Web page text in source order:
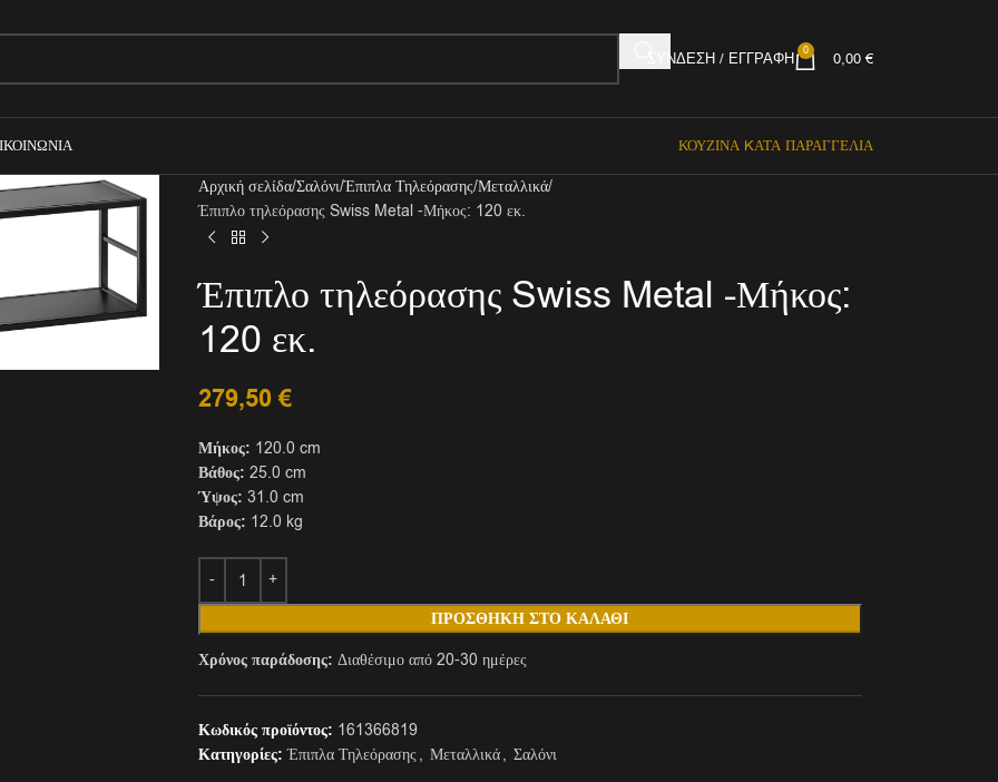
ΣΎΝΔΕΣΗ / ΕΓΓΡΑΦΉ 0 0,00 €
ΚΟΥΖΊΝΑ KΑΤΆ ΠΑΡΑΓΓΕΛΊΑ
Αρχική σελίδα Σαλόνι Έπιπλα Τηλεόρασης Μεταλλικά
Έπιπλο τηλεόρασης Swiss Metal -Μήκος: 120 εκ.
Έπιπλο τηλεόρασης Swiss Metal -Μήκος:
120 εκ.
279,50€
Μήκος: 120.0 cm
Βάθος: 25.0 cm
Ύψος: 31.0 cm
Βάρος: 12.0 kg
ΠΡΟΣΘΉΚΗ ΣΤΟ ΚΑΛΆΘΙ
Χρόνος παράδοσης: Διαθέσιμο από 20-30 ημέρες
Κωδικός προϊόντος: 161366819
Κατηγορίες: Έπιπλα Τηλεόρασης, Μεταλλικά, Σαλόνι